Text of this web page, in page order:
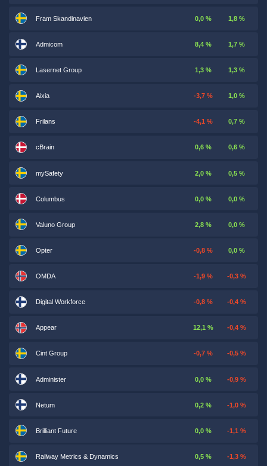
Fram Skandinavien 0,0 % 1,8 %
Admicom 8,4 % 1,7 %
Lasernet Group 1,3 % 1,3 %
Aixia -3,7 % 1,0 %
Frilans -4,1 % 0,7 %
cBrain 0,6 % 0,6 %
mySafety 2,0 % 0,5 %
Columbus 0,0 % 0,0 %
Valuno Group 2,8 % 0,0 %
Opter -0,8 % 0,0 %
OMDA -1,9 % -0,3 %
Digital Workforce -0,8 % -0,4 %
Appear 12,1 % -0,4 %
Cint Group -0,7 % -0,5 %
Administer 0,0 % -0,9 %
Netum 0,2 % -1,0 %
Brilliant Future 0,0 % -1,1 %
Railway Metrics & Dynamics 0,5 % -1,3 %